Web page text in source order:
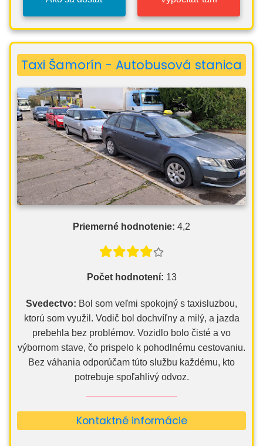
Taxi Šamorín - Autobusová stanica
Priemerné hodnotenie: 4,2
Počet hodnotení: 13
Svedectvo: Bol som veľmi spokojný s taxisluzbou,
ktorú som využil. Vodič bol dochvíľny a milý, a jazda
prebehla bez problémov. Vozidlo bolo čisté a vo
výbornom stave, čo prispelo k pohodlnému cestovaniu.
Bez váhania odporúčam túto službu každému, kto
potrebuje spoľahlivý odvoz.
Kontaktné informácie